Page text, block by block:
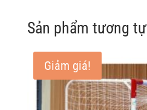
Sản phẩm tương tự
Giảm giá!